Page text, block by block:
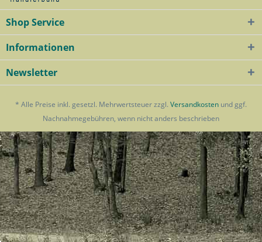
Shop Service
Informationen
Newsletter
* Alle Preise inkl. gesetzl. Mehrwertsteuer zzgl. Versandkosten und ggf.
Nachnahmegebühren, wenn nicht anders beschrieben